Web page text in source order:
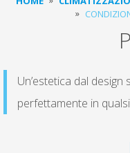
Un’estetica dal
perfettamente in